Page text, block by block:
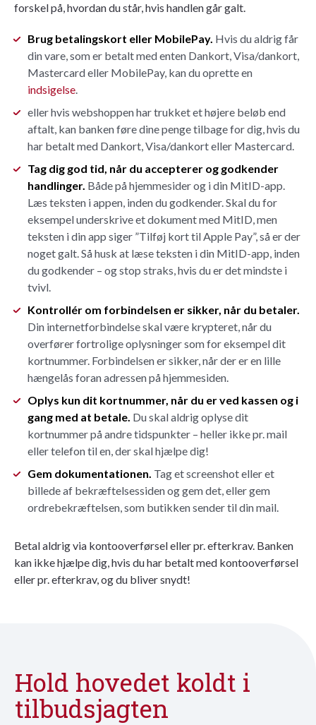
forskel på, hvordan du står, hvis handlen går galt.
Brug betalingskort eller MobilePay. Hvis du aldrig får
din vare, som er betalt med enten Dankort, Visa/dankort,
Mastercard eller MobilePay, kan du oprette en
indsigelse.
eller hvis webshoppen har trukket et højere beløb end
aftalt, kan banken føre dine penge tilbage for dig, hvis du
har betalt med Dankort, Visa/dankort eller Mastercard.
Tag dig god tid, når du accepterer og godkender
handlinger. Både på hjemmesider og i din MitID-app.
Læs teksten i appen, inden du godkender. Skal du for
eksempel underskrive et dokument med MitID, men
teksten i din app siger ”Tilføj kort til Apple Pay”, så er der
noget galt. Så husk at læse teksten i din MitID-app, inden
du godkender – og stop straks, hvis du er det mindste i
tvivl.
Kontrollér om forbindelsen er sikker, når du betaler.
Din internetforbindelse skal være krypteret, når du
overfører fortrolige oplysninger som for eksempel dit
kortnummer. Forbindelsen er sikker, når der er en lille
hængelås foran adressen på hjemmesiden.
Oplys kun dit kortnummer, når du er ved kassen og i
gang med at betale. Du skal aldrig oplyse dit
kortnummer på andre tidspunkter – heller ikke pr. mail
eller telefon til en, der skal hjælpe dig!
Gem dokumentationen. Tag et screenshot eller et
billede af bekræftelsessiden og gem det, eller gem
ordrebekræftelsen, som butikken sender til din mail.
Betal aldrig via kontooverførsel eller pr. efterkrav. Banken
kan ikke hjælpe dig, hvis du har betalt med kontooverførsel
eller pr. efterkrav, og du bliver snydt!
Hold hovedet koldt i
tilbudsjagten